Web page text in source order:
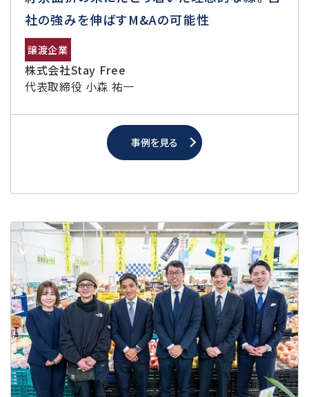
社の強みを伸ばすM&Aの可能性
譲渡企業
株式会社Stay Free
代表取締役 小森 祐一
事例を見る